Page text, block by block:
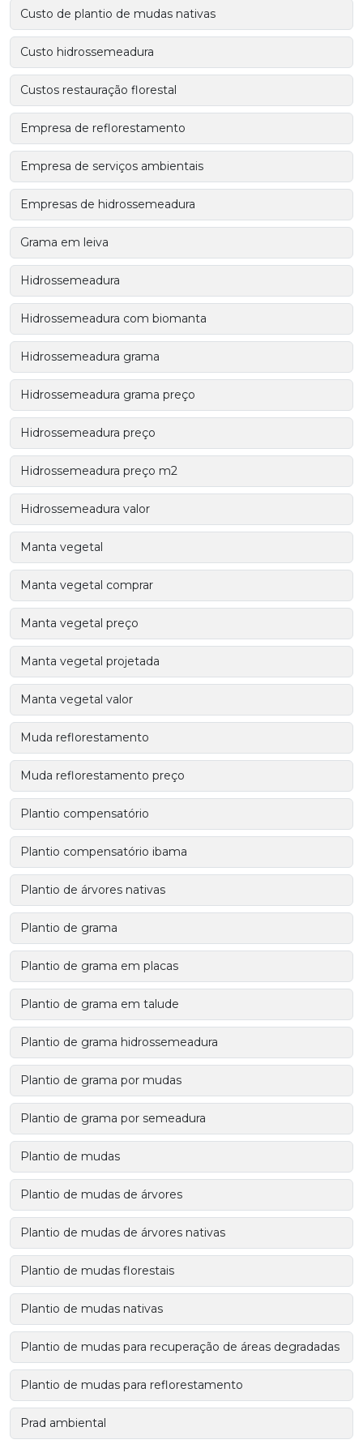
Custo de plantio de mudas nativas
Custo hidrossemeadura
Custos restauração florestal
Empresa de reflorestamento
Empresa de serviços ambientais
Empresas de hidrossemeadura
Grama em leiva
Hidrossemeadura
Hidrossemeadura com biomanta
Hidrossemeadura grama
Hidrossemeadura grama preço
Hidrossemeadura preço
Hidrossemeadura preço m2
Hidrossemeadura valor
Manta vegetal
Manta vegetal comprar
Manta vegetal preço
Manta vegetal projetada
Manta vegetal valor
Muda reflorestamento
Muda reflorestamento preço
Plantio compensatório
Plantio compensatório ibama
Plantio de árvores nativas
Plantio de grama
Plantio de grama em placas
Plantio de grama em talude
Plantio de grama hidrossemeadura
Plantio de grama por mudas
Plantio de grama por semeadura
Plantio de mudas
Plantio de mudas de árvores
Plantio de mudas de árvores nativas
Plantio de mudas florestais
Plantio de mudas nativas
Plantio de mudas para recuperação de áreas degradadas
Plantio de mudas para reflorestamento
Prad ambiental